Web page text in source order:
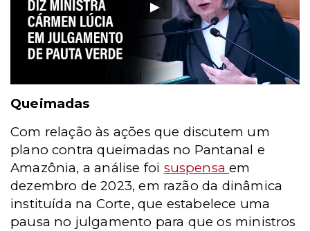
Queimadas
Com relação às ações que discutem um
plano contra queimadas no Pantanal e
Amazônia, aanálise foi suspensaem
dezembro de 2023, em razão da dinâmica
instituída na Corte, que estabelece uma
pausa no julgamento para que os ministros